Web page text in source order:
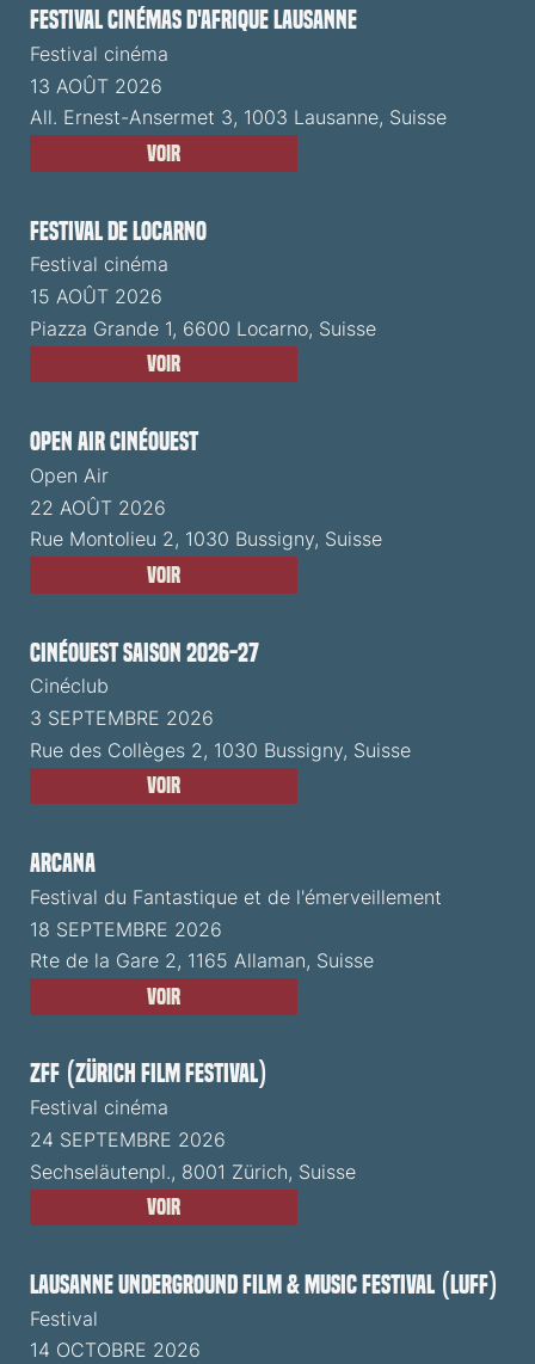
Festival cinémas d'Afrique Lausanne
Festival cinéma
13 AOÛT 2026
All. Ernest-Ansermet 3, 1003 Lausanne, Suisse
Voir
Festival de Locarno
Festival cinéma
15 AOÛT 2026
Piazza Grande 1, 6600 Locarno, Suisse
Voir
Open Air CinéOuest
Open Air
22 AOÛT 2026
Rue Montolieu 2, 1030 Bussigny, Suisse
Voir
CinéOuest Saison 2026-27
Cinéclub
3 SEPTEMBRE 2026
Rue des Collèges 2, 1030 Bussigny, Suisse
Voir
ARCANA
Festival du Fantastique et de l'émerveillement
18 SEPTEMBRE 2026
Rte de la Gare 2, 1165 Allaman, Suisse
Voir
ZFF (Zürich Film Festival)
Festival cinéma
24 SEPTEMBRE 2026
Sechseläutenpl., 8001 Zürich, Suisse
Voir
Lausanne Underground Film & Music Festival (LUFF)
Festival
14 OCTOBRE 2026